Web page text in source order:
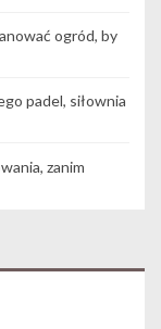
ogród, by
padel, siłownia
zanim